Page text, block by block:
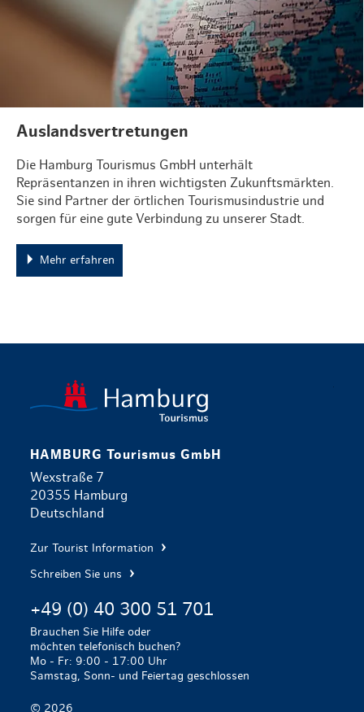
Auslandsvertretungen
Die Hamburg Tourismus GmbH unterhält
Repräsentanzen in ihren wichtigsten Zukunftsmärkten.
Sie sind Partner der örtlichen Tourismusindustrie und
sorgen für eine gute Verbindung zu unserer Stadt.
Mehr erfahren
HAMBURG Tourismus GmbH
Wexstraße 7
20355 Hamburg
Deutschland
Zur Tourist Information
Schreiben Sie uns
+49 (0) 40 300 51 701
Brauchen Sie Hilfe oder
möchten telefonisch buchen?
Mo - Fr: 9:00 - 17:00 Uhr
Samstag, Sonn- und Feiertag geschlossen
© 2026